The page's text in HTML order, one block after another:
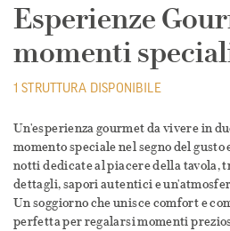
Esperienze
momenti
1 STRUTTURA DISPONIBILE
Un'esperienza gourmet da vivere in
momento speciale nel segno del
notti dedicate al piacere della tavola,
dettagli, sapori autentici e
Un soggiorno che unisce comfort e
perfetta per regalarsi momenti